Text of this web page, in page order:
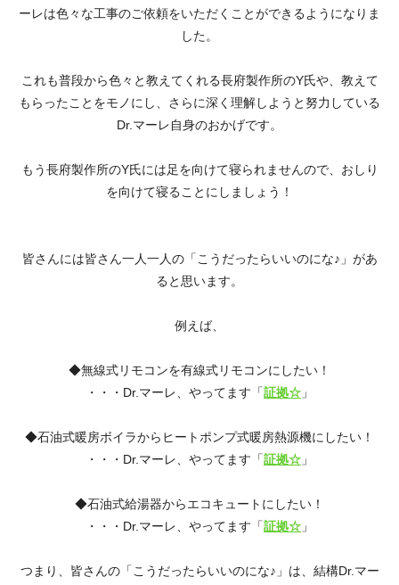
ーレは色々な工事のご依頼をいただくことができるようになりま
した。
これも普段から色々と教えてくれる長府製作所のY氏や、教えて
もらったことをモノにし、さらに深く理解しようと努力している
Dr.マーレ自身のおかげです。
もう長府製作所のY氏には足を向けて寝られませんので、おしり
を向けて寝ることにしましょう！
皆さんには皆さん一人一人の「こうだったらいいのにな♪」があ
ると思います。
例えば、
◆無線式リモコンを有線式リモコンにしたい！
・・・Dr.マーレ、やってます「証拠☆ 」
◆石油式暖房ボイラからヒートポンプ式暖房熱源機にしたい！
・・・Dr.マーレ、やってます「証拠☆ 」
◆石油式給湯器からエコキュートにしたい！
・・・Dr.マーレ、やってます「証拠☆ 」
つまり、皆さんの「こうだったらいいのにな♪」は、結構Dr.マー